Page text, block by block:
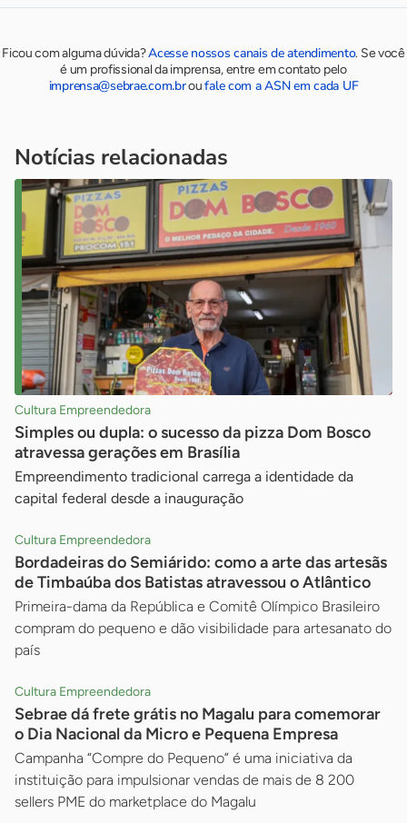
Ficou com alguma dúvida?Acesse nossos canais de atendimento. Se você
é um profissional da imprensa, entre em contato pelo
imprensa@sebrae.com.broufale com a ASN em cada UF
Notícias relacionadas
Cultura Empreendedora
Simples ou dupla: o sucesso da pizza Dom Bosco
atravessa gerações em Brasília
Empreendimento tradicional carrega a identidade da
capital federal desde a inauguração
Cultura Empreendedora
Bordadeiras do Semiárido: como a arte das artesãs
de Timbaúba dos Batistas atravessou o Atlântico
Primeira-dama da República e Comitê Olímpico Brasileiro
compram do pequeno e dão visibilidade para artesanato do
país
Cultura Empreendedora
Sebrae dá frete grátis no Magalu para comemorar
o Dia Nacional da Micro e Pequena Empresa
Campanha “Compre do Pequeno” é uma iniciativa da
instituição para impulsionar vendas de mais de 8 200
sellers PME do marketplace do Magalu